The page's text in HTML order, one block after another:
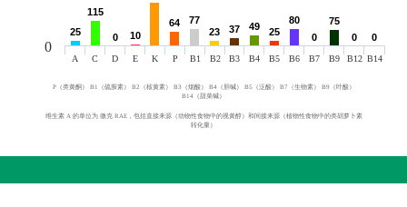
25
25
115
115
0
0 10
10
64
64 77
77
23
23 37
37 49
49 25
25
80
80
0
0
75
75
0
0 0
0
A C D E K P B1 B2 B3 B4 B5 B6 B7 B9 B12 B14
0
P（类黄酮） B1（硫胺素） B2（核黄素） B3（烟酸） B4（胆碱） B5（泛酸） B7（生物素） B9（叶酸）
B14（甜菜碱）
维生素 A 的单位为 微克 RAE，包括直接来源（动物性食物中的视黄醇）和间接来源（植物性食物中的类胡萝卜素
转化量）